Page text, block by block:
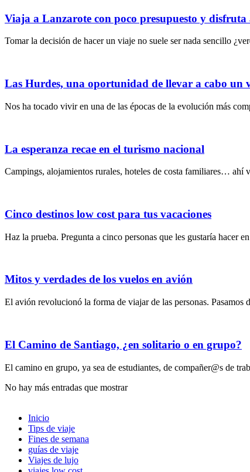
Viaja a Lanzarote con poco presupuesto y disfruta
Tomar la decisión de hacer un viaje no suele ser nada sencillo
Las Hurdes, una oportunidad de llevar a cabo un
Nos ha tocado vivir en una de las épocas de la evolución más
La esperanza recae en el turismo nacional
Campings, alojamientos rurales, hoteles de costa familiares… ahí
Cinco destinos low cost para tus vacaciones
Haz la prueba. Pregunta a cinco personas que les gustaría hacer
Mitos y verdades de los vuelos en avión
El avión revolucionó la forma de viajar de las personas. Pasamos
El Camino de Santiago, ¿en solitario o en grupo?
El camino en grupo, ya sea de estudiantes, de compañer@s de
No hay más entradas que mostrar
Inicio
Tips de viaje
Fines de semana
guías de viaje
Viajes de lujo